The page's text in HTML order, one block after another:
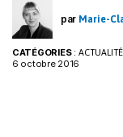
par Marie-
CATÉGORIES:
6 octobre 2016